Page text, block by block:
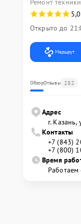
Ремонт
5,0
Открыто до
Маршрут
ОбзорОтзывы 282
Адрес
г. Казань,
Контакты
+7 (843)
+7 (800)
Время